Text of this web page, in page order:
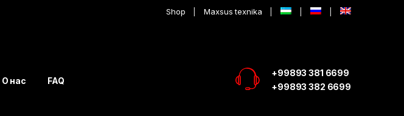
Shop Maxsus texnika
О нас FAQ
+99893 381 6699
+99893 382 6699